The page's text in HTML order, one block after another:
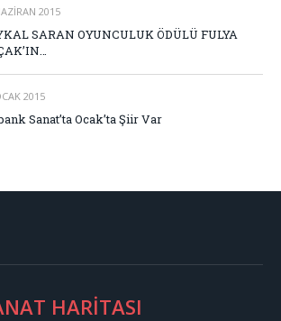
2015
SARAN OYUNCULUK ÖDÜLÜ FULYA
2015
Sanat’ta Ocak’ta Şiir Var
HARİTASI